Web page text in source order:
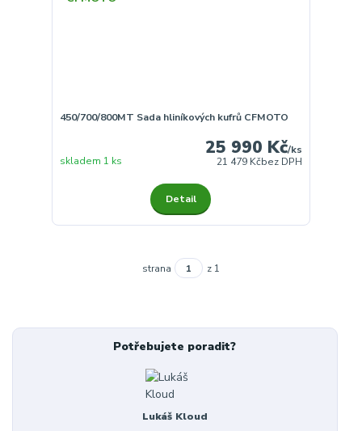
450/700/800MT Sada hliníkových kufrů CFMOTO
25 990 Kč/ks
21 479 Kčbez DPH
skladem 1 ks
Detail
strana z 1
Potřebujete poradit?
Lukáš Kloud